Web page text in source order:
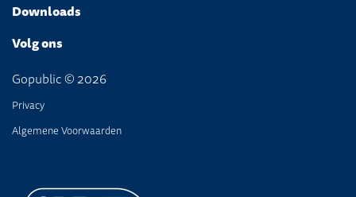
Downloads
Volg ons
Gopublic © 2026
Privacy
Algemene Voorwaarden